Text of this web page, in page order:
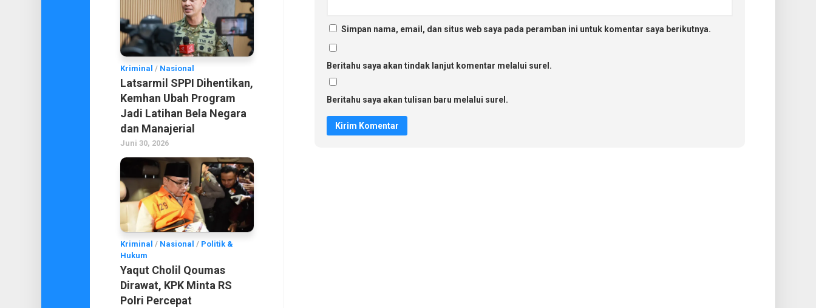
Simpan nama, email, dan situs web saya pada peramban ini untuk komentar saya berikutnya.
Beritahu saya akan tindak lanjut komentar melalui surel.
Beritahu saya akan tulisan baru melalui surel.
Kriminal / Nasional
Latsarmil SPPI Dihentikan,
Kemhan Ubah Program
Jadi Latihan Bela Negara
dan Manajerial
Juni 30, 2026
Kriminal / Nasional / Politik &
Hukum
Yaqut Cholil Qoumas
Dirawat, KPK Minta RS
Polri Percepat